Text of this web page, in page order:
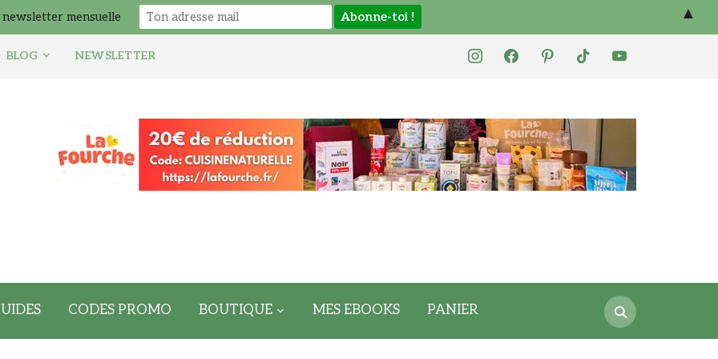
instagramfacebookpinteresttiktok youtube
BLOG NEWSLETTER
Search
for:
CODES PROMO BOUTIQUE MES EBOOKS PANIER
newsletter mensuelle ▲